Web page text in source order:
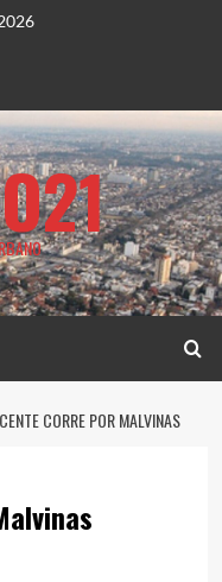
CORRE POR MALVINAS